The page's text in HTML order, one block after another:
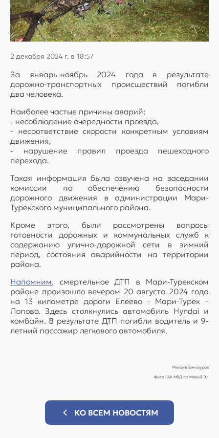
2 декабря 2024 г. в 18:57
За январь-ноябрь 2024 года в результате
дорожно-транспортных происшествий погибли
два человека.
Наиболее частые причины аварий:
- несоблюдение очередности проезда,
- несоответствие скорости конкретным условиям
движения,
- нарушение правил проезда пешеходного
перехода.
Такая информация была озвучена на заседании
комиссии по обеспечению безопасности
дорожного движения в администрации Мари-
Турекского муниципального района.
Кроме этого, были рассмотрены вопросы
готовности дорожных и коммунальных служб к
содержанию улично-дорожной сети в зимний
период, состояния аварийности на территории
района.
Напомним, смертельное ДТП в Мари-Турекском
районе произошло вечером 20 августа 2024 года
на 13 километре дороги Елеево - Мари-Турек –
Лопово. Здесь столкнулись автомобиль Hyndai и
комбайн. В результате ДТП погибли водитель и 9-
летний пассажир легкового автомобиля.
Михаил Винокуров
Фото ГАИ МВД по Марий Эл
КО ВСЕМ НОВОСТЯМ